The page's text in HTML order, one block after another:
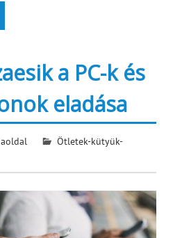
a PC-k és
eladása
Ötletek-kütyük-